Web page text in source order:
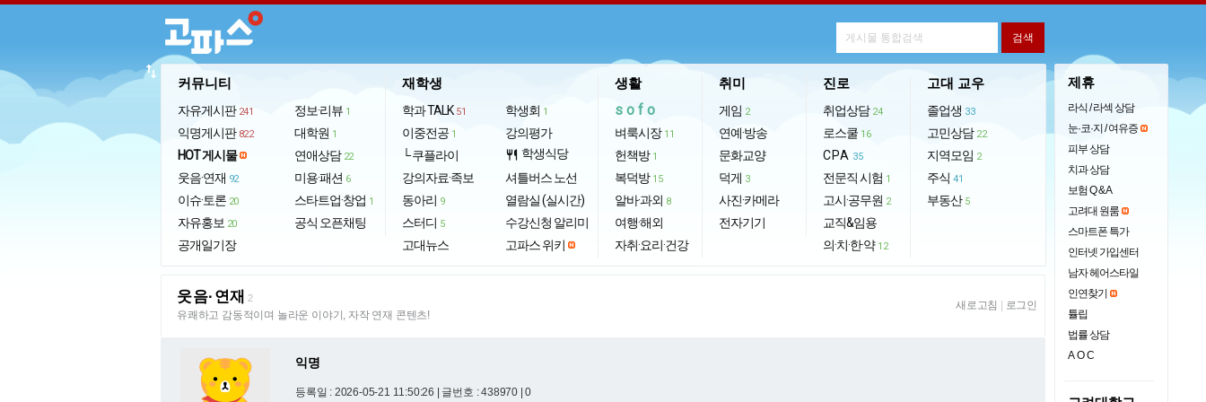
커뮤니티
자유게시판 241
익명게시판 822
HOT 게시물
웃음·연재 92
이슈·토론 20
자유홍보 20
공개일기장
정보·리뷰 1
대학원 1
연애상담 22
미용·패션 6
스타트업·창업 1
공식 오픈채팅
재학생
학과 TALK 51
이중전공 1
└ 쿠플라이
강의자료·족보
동아리 9
스터디 5
고대뉴스
학생회 1
강의평가
restaurant 학생식당
셔틀버스 노선
열람실 (실시간)
수강신청 알리미
고파스 위키
생활
sofo
벼룩시장 11
헌책방 1
복덕방 15
알바·과외 8
여행·해외
자취·요리·건강
취미
게임 2
연예·방송
문화교양
덕게 3
사진·카메라
전자기기
진로
취업상담 24
로스쿨 16
CPA 35
전문직 시험 1
고시·공무원 2
교직&임용
의·치·한·약 12
고대 교우
졸업생 33
고민상담 22
지역모임 2
주식 41
부동산 5
import_export
웃음·연재 2
유쾌하고 감동적이며 놀라운 이야기, 자작 연재 콘텐츠!
새로고침 로그인
익명
등록일 : 2026-05-21 11:50:26 | 글번호 : 438970 | 0
제휴
라식 / 라섹 상담
눈·코·지 / 여유증
피부 상담
치과 상담
보험 Q & A
고려대 원룸
스마트폰 특가
인터넷 가입센터
남자 헤어스타일
인연찾기
튤립
법률 상담
AOC